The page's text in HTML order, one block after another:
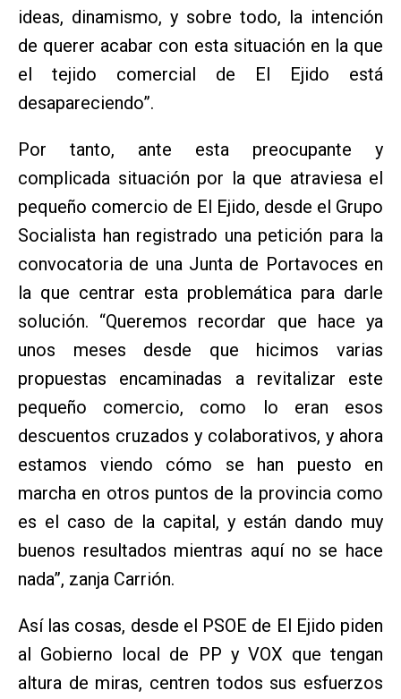
ideas, dinamismo, y sobre todo, la intención
de querer acabar con esta situación en la que
el tejido comercial de El Ejido está
desapareciendo”.
Por tanto, ante esta preocupante y
complicada situación por la que atraviesa el
pequeño comercio de El Ejido, desde el Grupo
Socialista han registrado una petición para la
convocatoria de una Junta de Portavoces en
la que centrar esta problemática para darle
solución. “Queremos recordar que hace ya
unos meses desde que hicimos varias
propuestas encaminadas a revitalizar este
pequeño comercio, como lo eran esos
descuentos cruzados y colaborativos, y ahora
estamos viendo cómo se han puesto en
marcha en otros puntos de la provincia como
es el caso de la capital, y están dando muy
buenos resultados mientras aquí no se hace
nada”, zanja Carrión.
Así las cosas, desde el PSOE de El Ejido piden
al Gobierno local de PP y VOX que tengan
altura de miras, centren todos sus esfuerzos